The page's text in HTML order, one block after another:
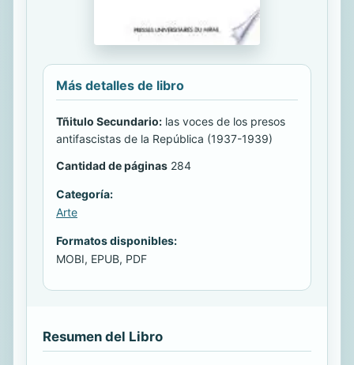
Más detalles de libro
Tñitulo Secundario: las voces de los presos
antifascistas de la República (1937-1939)
Cantidad de páginas 284
Categoría:
Arte
Formatos disponibles:
MOBI, EPUB, PDF
Resumen del Libro